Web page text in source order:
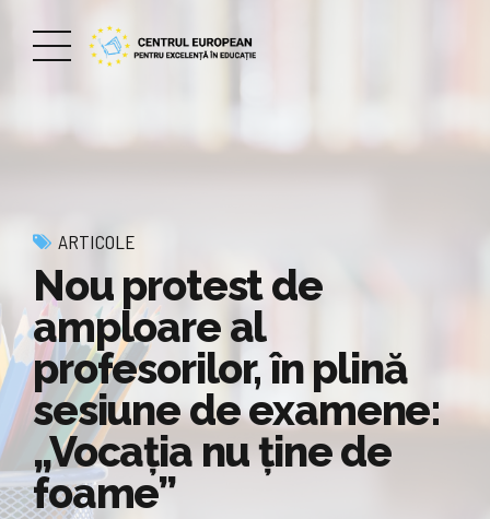
ARTICOLE
Nou protest de
amploare al
profesorilor, în plină
sesiune de examene:
„Vocația nu ține de
foame”